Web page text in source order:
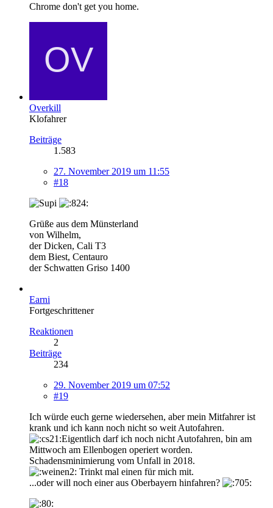
Chrome don't get you home.
Overkill
Klofahrer
Beiträge
1.583
27. November 2019 um 11:55
#18
Grüße aus dem Münsterland
von Wilhelm,
der Dicken, Cali T3
dem Biest, Centauro
der Schwatten Griso 1400
Earni
Fortgeschrittener
Reaktionen
2
Beiträge
234
29. November 2019 um 07:52
#19
Ich würde euch gerne wiedersehen, aber mein Mitfahrer ist
krank und ich kann noch nicht so weit Autofahren.
Eigentlich darf ich noch nicht Autofahren, bin am
Mittwoch am Ellenbogen operiert worden.
Schadensminimierung vom Unfall in 2018.
Trinkt mal einen für mich mit.
...oder will noch einer aus Oberbayern hinfahren?